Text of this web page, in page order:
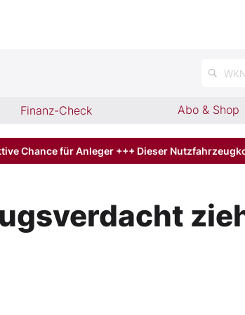
Finanz-Check Abo & Shop
Chance für Anleger +++ Dieser